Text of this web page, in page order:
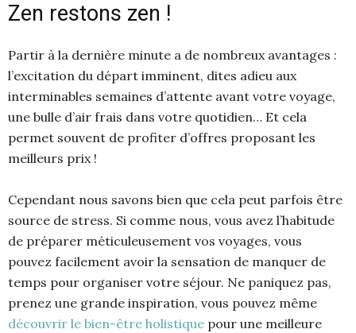
Zen restons zen !
Partir à la dernière minute a de nombreux avantages :
l’excitation du départ imminent, dites adieu aux
interminables semaines d’attente avant votre voyage,
une bulle d’air frais dans votre quotidien… Et cela
permet souvent de profiter d’offres proposant les
meilleurs prix !
Cependant nous savons bien que cela peut parfois être
source de stress. Si comme nous, vous avez l’habitude
de préparer méticuleusement vos voyages, vous
pouvez facilement avoir la sensation de manquer de
temps pour organiser votre séjour. Ne paniquez pas,
prenez une grande inspiration, vous pouvez même
découvrir le bien-être holistique pour une meilleure